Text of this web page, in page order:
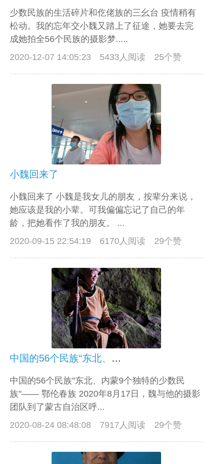
少数民族的生活碎片和仡佬族的三幺台 疫情稍有
松动。我的忘年交小魏又踏上了征途，她要去完
成她拍全56个民族的摄影梦.....
2020-12-07 14:05:23
5433人阅读 25个赞
小魏回来了
小魏回来了 小魏是我女儿的朋友，按辈分来说，
她应该是我的小辈。可我偏偏忘记了自己的年
龄，把她看作了我的朋友。 ...
2020-09-15 22:54:19
6170人阅读 29个赞
中国的56个民族“东北、内蒙9个独特的少数民族”—— 鄂伦春族
中国的56个民族"东北、内蒙9个独特的少数民
族"—— 鄂伦春族 2020年8月17日，魏与他的摄影
团队到了蒙古自治区呼...
2020-08-24 08:48:08
7917人阅读 29个赞